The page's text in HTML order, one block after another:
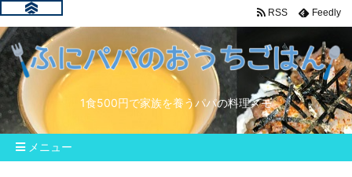
1食500円で家族を養うパパの料理メモ
メニュー
RSS Feedly